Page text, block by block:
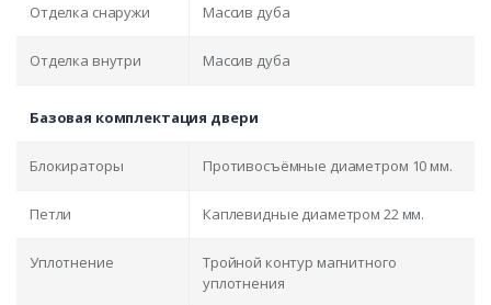
Отделка снаружи Массив дуба
Отделка внутри Массив дуба
Базовая комплектация двери
Блокираторы Противосъёмные диаметром 10 мм.
Петли Каплевидные диаметром 22 мм.
Уплотнение
Тройной контур магнитного
уплотнения